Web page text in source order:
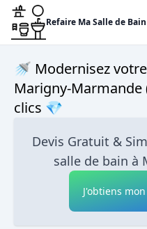
Refaire Ma Salle de Bain
🚿 Modernisez
Marigny-Marmande
clics 💎
Devis Gratuit &
salle de bain à
J'obtiens